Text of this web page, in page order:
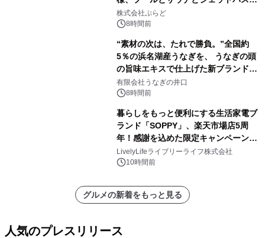
きで Villa Mon Temps AWAJIの連泊
素泊りプラン
株式会社ぷらど
8時間前
“素材の次は、たれで勝負。”全国約
5％の浜名湖産うなぎを、 うなぎの頭
の旨味エキスで仕上げた新ブランド
「井口の誉」誕生
有限会社うなぎの井口
8時間前
暮らしをもっと便利にする生活家電ブ
ランド「SOPPY」、楽天市場店5周
年！感謝を込めた限定キャンペーンを
8月10日より開催
LivelyLifeライブリーライフ株式会社
10時間前
グルメの新着をもっと見る
人気のプレスリリース